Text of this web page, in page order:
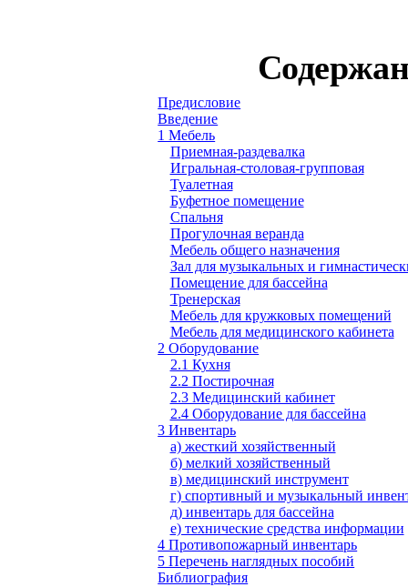
Предисловие
Введение
1 Мебель
Приемная-раздевалка
Игральная-столовая-групповая
Туалетная
Буфетное помещение
Спальня
Прогулочная веранда
Мебель общего назначения
Зал для музыкальных и
Помещение для бассейна
Тренерская
Мебель для кружковых помещений
Мебель для медицинского кабинета
2 Оборудование
2.1 Кухня
2.2 Постирочная
2.3 Медицинский кабинет
2.4 Оборудование для бассейна
3 Инвентарь
а) жесткий хозяйственный
б) мелкий хозяйственный
в) медицинский инструмент
г) спортивный и музыкальный
д) инвентарь для бассейна
е) технические средства информации
4 Противопожарный инвентарь
5 Перечень наглядных пособий
Библиография